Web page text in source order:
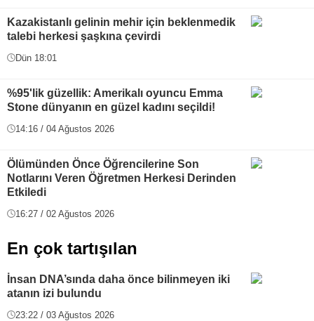
Kazakistanlı gelinin mehir için beklenmedik
talebi herkesi şaşkına çevirdi
Dün 18:01
%95'lik güzellik: Amerikalı oyuncu Emma
Stone dünyanın en güzel kadını seçildi!
14:16 / 04 Ağustos 2026
Ölümünden Önce Öğrencilerine Son
Notlarını Veren Öğretmen Herkesi Derinden
Etkiledi
16:27 / 02 Ağustos 2026
En çok tartışılan
İnsan DNA’sında daha önce bilinmeyen iki
atanın izi bulundu
23:22 / 03 Ağustos 2026